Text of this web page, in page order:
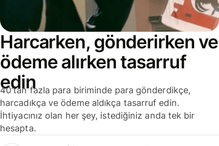
Harcarken, gönderirken ve
ödeme alırken tasarruf
edin
40'tan fazla para biriminde para gönderdikçe,
harcadıkça ve ödeme aldıkça tasarruf edin.
İhtiyacınız olan her şey, istediğiniz anda tek bir
hesapta.